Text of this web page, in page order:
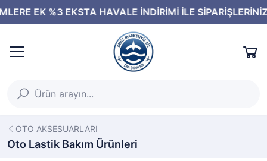
OTO AKSESUARLARI
Oto Lastik Bakım Ürünleri